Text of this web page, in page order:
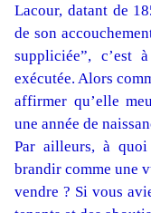
Lacour, datant de
de son
suppliciée”,
c’est
exécutée. Alors
affirmer qu’elle
une année de
Par ailleurs, à quoi
brandir comme une
vendre ? Si vous